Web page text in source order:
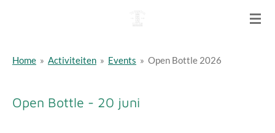
deHome » Activiteiten » Events » Open Bottle 2026
Open Bottle - 20 juni